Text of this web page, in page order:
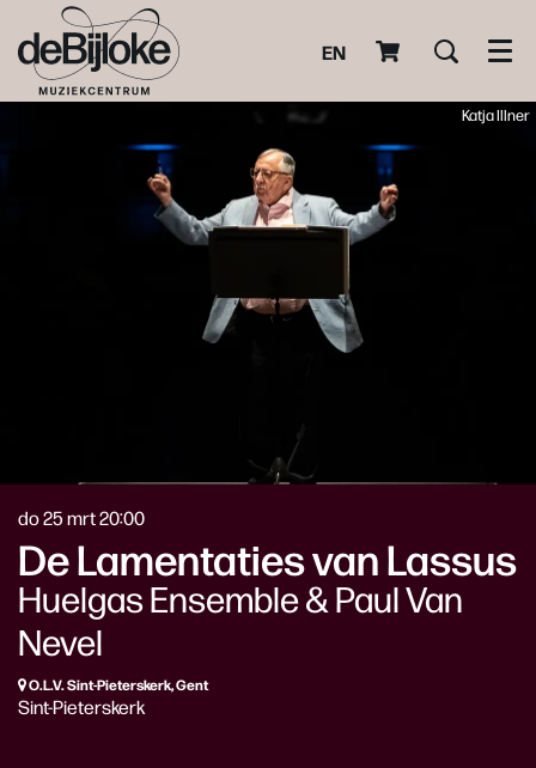
EN
Katja Illner
De Lamentaties van Lassus
Huelgas Ensemble & Paul Van
Nevel
do 25 mrt20:00
O.L.V. Sint-Pieterskerk, Gent
Sint-Pieterskerk